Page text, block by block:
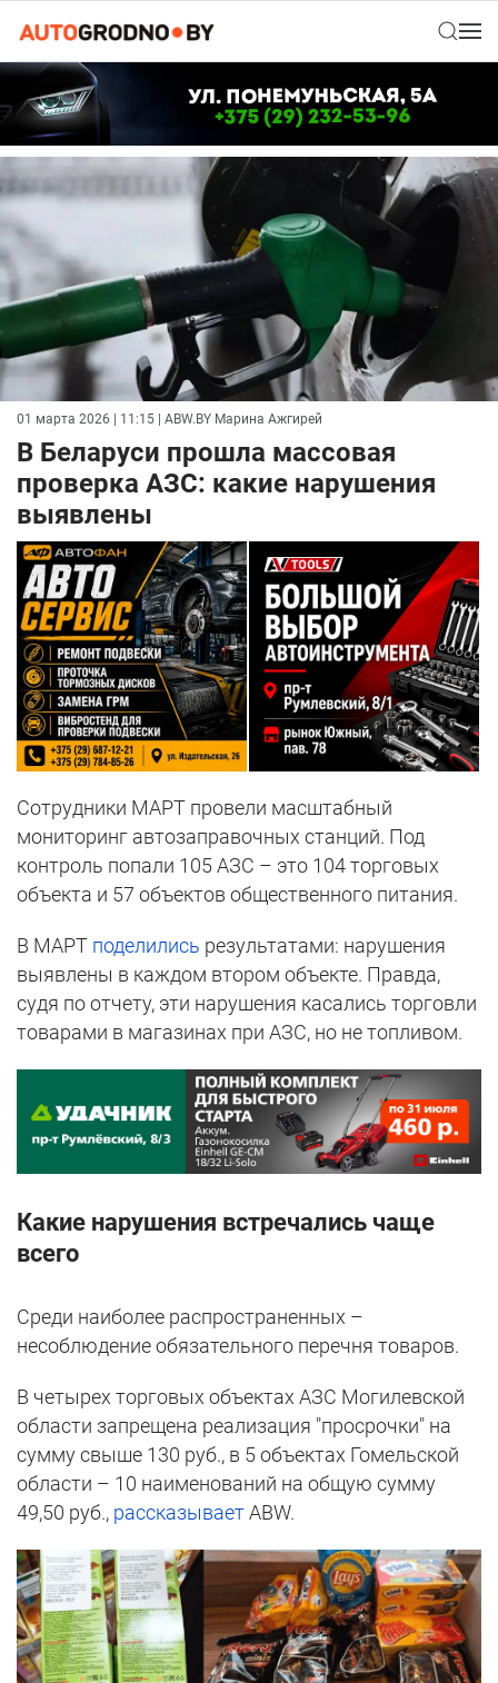
01 марта 2026 | 11:15 | ABW.BY Марина Ажгирей
В Беларуси прошла массовая
проверка АЗС: какие нарушения
выявлены
Сотрудники МАРТ провели масштабный
мониторинг автозаправочных станций. Под
контроль попали 105 АЗС – это 104 торговых
объекта и 57 объектов общественного питания.
В МАРТ поделились результатами: нарушения
выявлены в каждом втором объекте. Правда,
судя по отчету, эти нарушения касались торговли
товарами в магазинах при АЗС, но не топливом.
Какие нарушения встречались чаще
всего
Среди наиболее распространенных –
несоблюдение обязательного перечня товаров.
В четырех торговых объектах АЗС Могилевской
области запрещена реализация "просрочки" на
сумму свыше 130 руб., в 5 объектах Гомельской
области – 10 наименований на общую сумму
49,50 руб., рассказываетABW.